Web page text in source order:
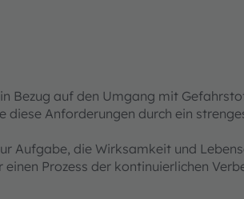
Bezug auf den Umgang mit
Anforderungen durch ein
Aufgabe, die Wirksamkeit und
Prozess der kontinuierlichen